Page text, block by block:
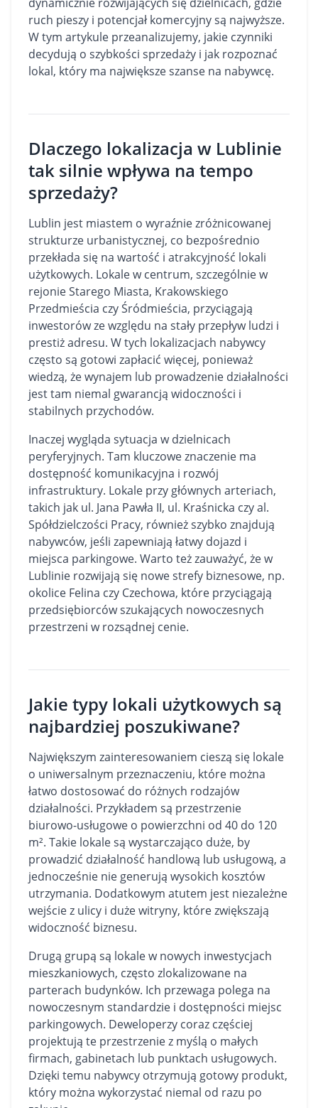
ruch pieszy i potencjał komercyjny są najwyższe.
W tym artykule przeanalizujemy, jakie czynniki
decydują o szybkości sprzedaży i jak rozpoznać
lokal, który ma największe szanse na nabywcę.
Dlaczego lokalizacja w Lublinie
tak silnie wpływa na tempo
sprzedaży?
Lublin jest miastem o wyraźnie zróżnicowanej
strukturze urbanistycznej, co bezpośrednio
przekłada się na wartość i atrakcyjność lokali
użytkowych. Lokale w centrum, szczególnie w
rejonie Starego Miasta, Krakowskiego
Przedmieścia czy Śródmieścia, przyciągają
inwestorów ze względu na stały przepływ ludzi i
prestiż adresu. W tych lokalizacjach nabywcy
często są gotowi zapłacić więcej, ponieważ
wiedzą, że wynajem lub prowadzenie działalności
jest tam niemal gwarancją widoczności i
stabilnych przychodów.
Inaczej wygląda sytuacja w dzielnicach
peryferyjnych. Tam kluczowe znaczenie ma
dostępność komunikacyjna i rozwój
infrastruktury. Lokale przy głównych arteriach,
takich jak ul. Jana Pawła II, ul. Kraśnicka czy al.
Spółdzielczości Pracy, również szybko znajdują
nabywców, jeśli zapewniają łatwy dojazd i
miejsca parkingowe. Warto też zauważyć, że w
Lublinie rozwijają się nowe strefy biznesowe, np.
okolice Felina czy Czechowa, które przyciągają
przedsiębiorców szukających nowoczesnych
przestrzeni w rozsądnej cenie.
Jakie typy lokali użytkowych są
najbardziej poszukiwane?
Największym zainteresowaniem cieszą się lokale
o uniwersalnym przeznaczeniu, które można
łatwo dostosować do różnych rodzajów
działalności. Przykładem są przestrzenie
biurowo-usługowe o powierzchni od 40 do 120
m². Takie lokale są wystarczająco duże, by
prowadzić działalność handlową lub usługową, a
jednocześnie nie generują wysokich kosztów
utrzymania. Dodatkowym atutem jest niezależne
wejście z ulicy i duże witryny, które zwiększają
widoczność biznesu.
Drugą grupą są lokale w nowych inwestycjach
mieszkaniowych, często zlokalizowane na
parterach budynków. Ich przewaga polega na
nowoczesnym standardzie i dostępności miejsc
parkingowych. Deweloperzy coraz częściej
projektują te przestrzenie z myślą o małych
firmach, gabinetach lub punktach usługowych.
Dzięki temu nabywcy otrzymują gotowy produkt,
który można wykorzystać niemal od razu po